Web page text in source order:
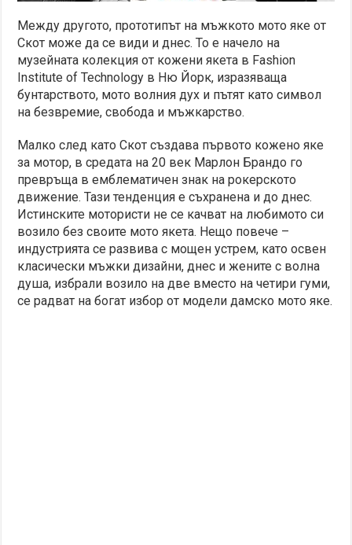
Между другото, прототипът на мъжкото мото яке от
Скот може да се види и днес. То е начело на
музейната колекция от кожени якета в Fashion
Institute of Technology в Ню Йорк, изразяваща
бунтарството, мото волния дух и пътят като символ
на безвремие, свобода и мъжкарство.
Малко след като Скот създава първото кожено яке
за мотор, в средата на 20 век Марлон Брандо го
превръща в емблематичен знак на рокерското
движение. Тази тенденция е съхранена и до днес.
Истинските мотористи не се качват на любимото си
возило без своите мото якета. Нещо повече –
индустрията се развива с мощен устрем, като освен
класически мъжки дизайни, днес и жените с волна
душа, избрали возило на две вместо на четири гуми,
се радват на богат избор от модели дамско мото яке.